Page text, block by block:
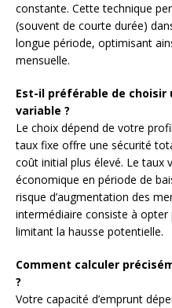
constante. Cette technique
(souvent de courte durée)
longue période, optimisant
mensuelle.
Est-il préférable de
variable ?
Le choix dépend de votre
taux fixe offre une sécurité
coût initial plus élevé. Le taux
économique en période de
risque d’augmentation des
intermédiaire consiste à opter
limitant la hausse potentielle.
Comment calculer
?
Votre capacité d’emprunt